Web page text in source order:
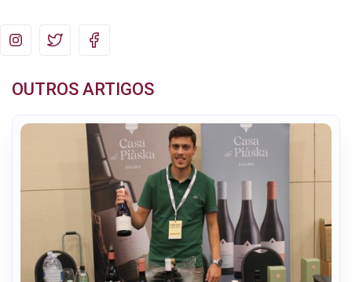
OUTROS ARTIGOS